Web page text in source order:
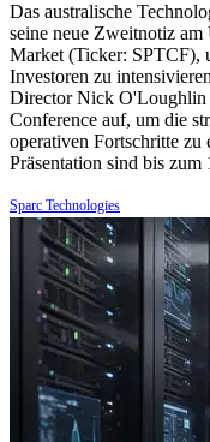
Das australische
seine neue Zweitnotiz
Market (Ticker: SPTCF),
Investoren zu
Director Nick O'Loughlin
Conference auf, um die
operativen Fortschritte zu
Präsentation sind bis
Sparc Technologies